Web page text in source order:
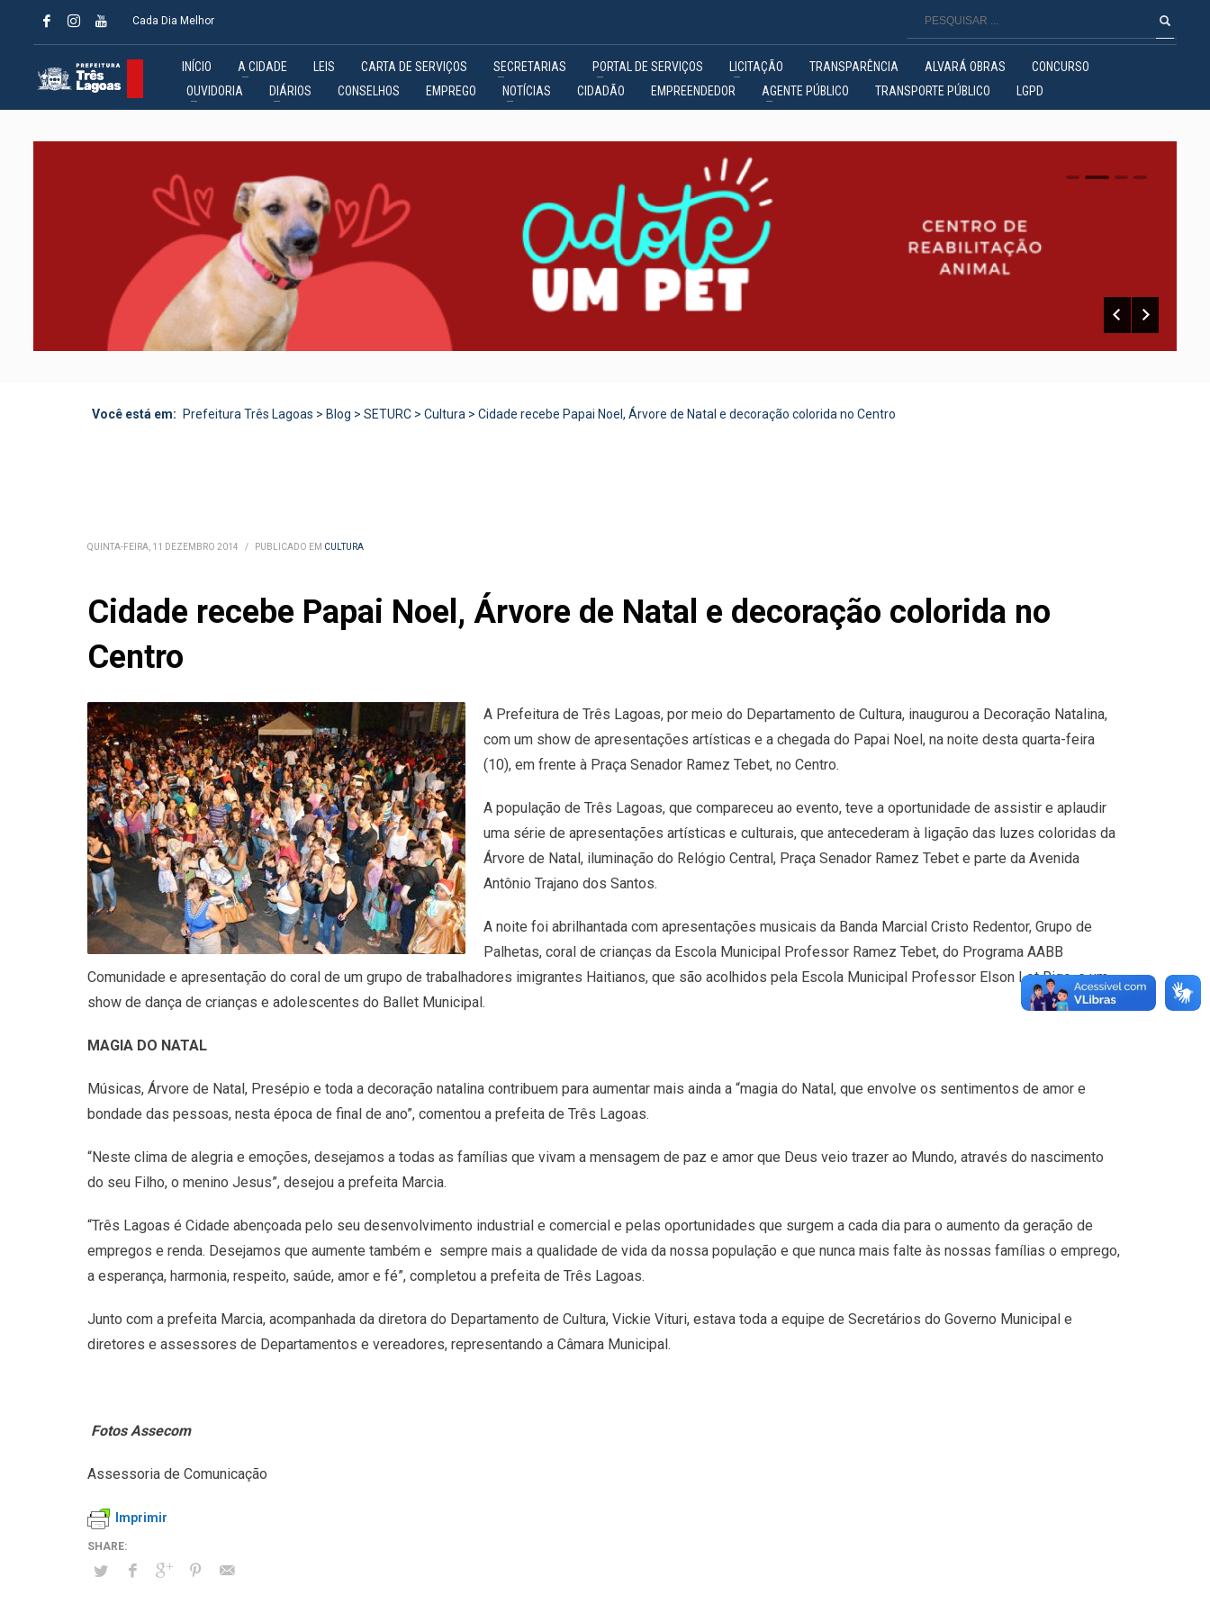
Cada Dia Melhor
INÍCIO A CIDADE LEIS CARTA DE SERVIÇOS SECRETARIAS PORTAL DE SERVIÇOS LICITAÇÃO TRANSPARÊNCIA ALVARÁ OBRAS
CONCURSO
OUVIDORIA
DIÁRIOS CONSELHOS EMPREGO NOTÍCIAS CIDADÃO EMPREENDEDOR AGENTE PÚBLICO TRANSPORTE PÚBLICO LGPD
0 1 2
Você está em: Prefeitura Três Lagoas > Blog > SETURC > Cultura > Cidade recebe Papai Noel, Árvore de Natal e decoração colorida no Centro
QUINTA-FEIRA, 11 DEZEMBRO 2014 / PUBLICADO EM CULTURA
Cidade recebe Papai Noel, Árvore de Natal e decoração colorida no
Centro
A Prefeitura de Três Lagoas, por meio do Departamento de Cultura, inaugurou a Decoração Natalina,
com um show de apresentações artísticas e a chegada do Papai Noel, na noite desta quarta-feira
(10), em frente à Praça Senador Ramez Tebet, no Centro.
A população de Três Lagoas, que compareceu ao evento, teve a oportunidade de assistir e aplaudir
uma série de apresentações artísticas e culturais, que antecederam à ligação das luzes coloridas da
Árvore de Natal, iluminação do Relógio Central, Praça Senador Ramez Tebet e parte da Avenida
Antônio Trajano dos Santos.
A noite foi abrilhantada com apresentações musicais da Banda Marcial Cristo Redentor, Grupo de
Palhetas, coral de crianças da Escola Municipal Professor Ramez Tebet, do Programa AABB
Comunidade e apresentação do coral de um grupo de trabalhadores imigrantes Haitianos, que são acolhidos pela Escola Municipal Professor Elson Lot Rigo, e um
show de dança de crianças e adolescentes do Ballet Municipal.
MAGIA DO NATAL
Músicas, Árvore de Natal, Presépio e toda a decoração natalina contribuem para aumentar mais ainda a “magia do Natal, que envolve os sentimentos de amor e
bondade das pessoas, nesta época de final de ano”, comentou a prefeita de Três Lagoas.
“Neste clima de alegria e emoções, desejamos a todas as famílias que vivam a mensagem de paz e amor que Deus veio trazer ao Mundo, através do nascimento
do seu Filho, o menino Jesus”, desejou a prefeita Marcia.
“Três Lagoas é Cidade abençoada pelo seu desenvolvimento industrial e comercial e pelas oportunidades que surgem a cada dia para o aumento da geração de
empregos e renda. Desejamos que aumente também e sempre mais a qualidade de vida da nossa população e que nunca mais falte às nossas famílias o emprego,
a esperança, harmonia, respeito, saúde, amor e fé”, completou a prefeita de Três Lagoas.
Junto com a prefeita Marcia, acompanhada da diretora do Departamento de Cultura, Vickie Vituri, estava toda a equipe de Secretários do Governo Municipal e
diretores e assessores de Departamentos e vereadores, representando a Câmara Municipal.
Fotos Assecom
Assessoria de Comunicação
Imprimir